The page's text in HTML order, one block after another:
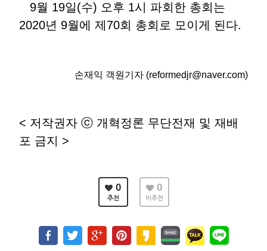
9월 19일(수) 오후 1시 파회한 총회는
2020년 9월에 제70회 총회로 모이게 된다.
손재익 객원기자 (reformedjr@naver.com)
< 저작권자 ⓒ 개혁정론 무단전재 및 재배
포 금지 >
0
추천
0
비추천